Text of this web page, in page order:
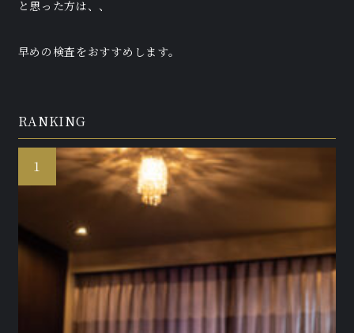
と思った方は、、
早めの検査をおすすめします。
RANKING